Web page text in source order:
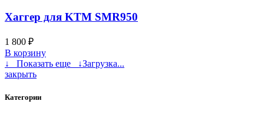
Хаггер для KTM SMR950
1 800 ₽
В корзину
↓ Показать еще ↓Загрузка...
закрыть
Категории